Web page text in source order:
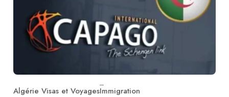
Algérie Visas et VoyagesImmigration